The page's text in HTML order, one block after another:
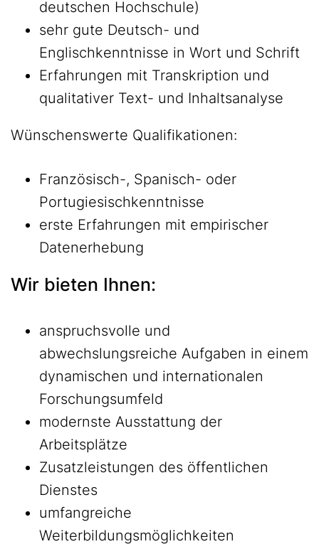
deutschen Hochschule)
sehr gute Deutsch- und
Englischkenntnisse in Wort und Schrift
Erfahrungen mit Transkription und
qualitativer Text- und Inhaltsanalyse
Wünschenswerte Qualifikationen:
Französisch-, Spanisch- oder
Portugiesischkenntnisse
erste Erfahrungen mit empirischer
Datenerhebung
Wir bieten Ihnen:
anspruchsvolle und
abwechslungsreiche Aufgaben in einem
dynamischen und internationalen
Forschungsumfeld
modernste Ausstattung der
Arbeitsplätze
Zusatzleistungen des öffentlichen
Dienstes
umfangreiche
Weiterbildungsmöglichkeiten